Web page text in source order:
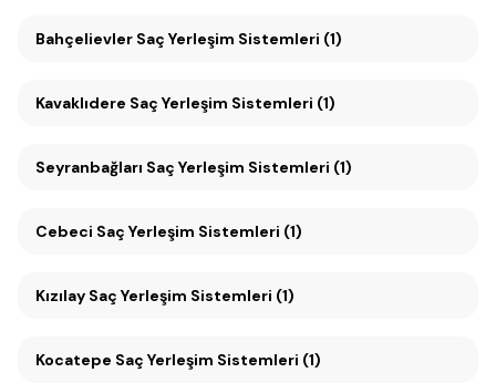
Bahçelievler Saç Yerleşim Sistemleri (1)
Kavaklıdere Saç Yerleşim Sistemleri (1)
Seyranbağları Saç Yerleşim Sistemleri (1)
Cebeci Saç Yerleşim Sistemleri (1)
Kızılay Saç Yerleşim Sistemleri (1)
Kocatepe Saç Yerleşim Sistemleri (1)